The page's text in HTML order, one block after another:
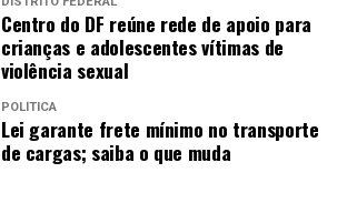
Centro do DF reúne rede de apoio para
crianças e adolescentes vítimas de
violência sexual
POLÍTICA
Lei garante frete mínimo no transporte
de cargas; saiba o que muda